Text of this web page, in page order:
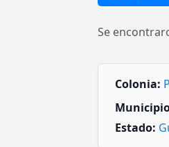
Se
Colonia:
Estado: